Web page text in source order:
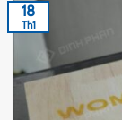
18
Th1